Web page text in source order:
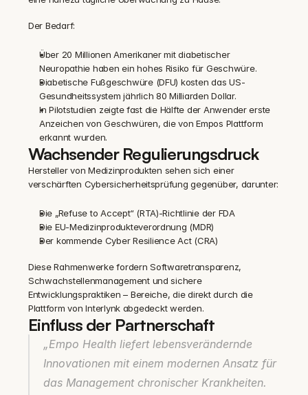
Der Bedarf:
Über 20 Millionen Amerikaner mit diabetischer
Neuropathie haben ein hohes Risiko für Geschwüre.
Diabetische Fußgeschwüre (DFU) kosten das US-
Gesundheitssystem jährlich 80 Milliarden Dollar.
In Pilotstudien zeigte fast die Hälfte der Anwender erste
Anzeichen von Geschwüren, die von Empos Plattform
erkannt wurden.
Wachsender Regulierungsdruck
Hersteller von Medizinprodukten sehen sich einer
verschärften Cybersicherheitsprüfung gegenüber, darunter:
Die „Refuse to Accept“ (RTA)-Richtlinie der FDA
Die EU-Medizinprodukteverordnung (MDR)
Der kommende Cyber Resilience Act (CRA)
Diese Rahmenwerke fordern Softwaretransparenz,
Schwachstellenmanagement und sichere
Entwicklungspraktiken – Bereiche, die direkt durch die
Plattform von Interlynk abgedeckt werden.
Einfluss der Partnerschaft
„Empo Health liefert lebensverändernde
Innovationen mit einem modernen Ansatz für
das Management chronischer Krankheiten.